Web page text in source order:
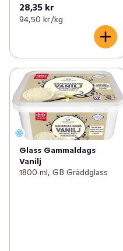
28,35 kr
94,50 kr /kg
Glass Gammaldags
Vanilj
1800 ml, GB Gräddglass